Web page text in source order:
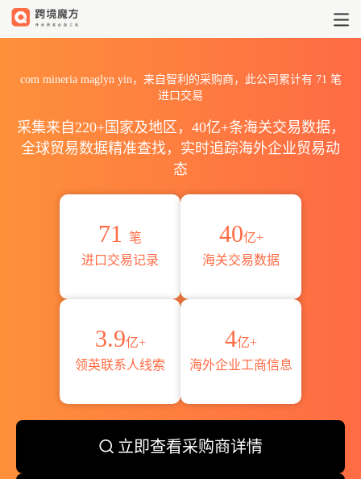
com mineria maglyn yin，来自智利的采购商，此公司累计有 71 笔
进口交易
采集来自220+国家及地区，40亿+条海关交易数据，
全球贸易数据精准查找，实时追踪海外企业贸易动
态
71
笔
进口交易记录
40亿+
海关交易数据
3.9亿+
领英联系人线索
4亿+
海外企业工商信息
立即查看采购商详情